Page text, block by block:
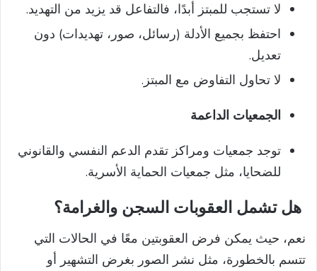
لا تستجب للمبتز أبدًا، فالتفاعل قد يزيد من التهديد.
احتفظ بجميع الأدلة (رسائل، صور، تهديدات) دون
تعديل.
لا تحاول التفاوض مع المبتز.
الجمعيات الداعمة
توجد جمعيات ومراكز تقدم الدعم النفسي والقانوني
للضحايا، مثل جمعيات الحماية الأسرية.
هل تشمل العقوبات السجن والغرامة؟
نعم، حيث يمكن فرض العقوبتين معًا في الحالات التي
تتسم بالخطورة، مثل نشر الصور بغرض التشهير أو